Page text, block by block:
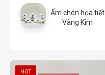
Ấm chén họa tiết
Vàng Kim
HOT